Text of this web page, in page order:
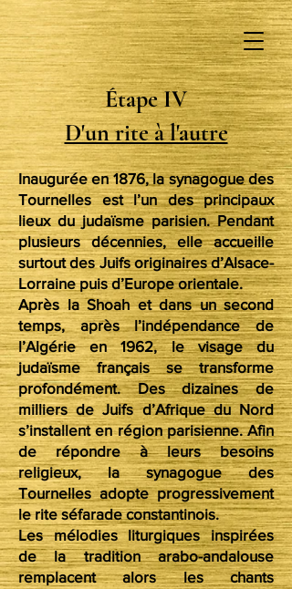
Étape IV
D'un rite à l'autre
Inaugurée en 1876, la synagogue des
Tournelles est l’un des principaux
lieux du judaïsme parisien. Pendant
plusieurs décennies, elle accueille
surtout des Juifs originaires d’Alsace-
Lorraine puis d’Europe orientale.
Après la Shoah et dans un second
temps, après l’indépendance de
l’Algérie en 1962, le visage du
judaïsme français se transforme
profondément. Des dizaines de
milliers de Juifs d’Afrique du Nord
s’installent en région parisienne. Afin
de répondre à leurs besoins
religieux, la synagogue des
Tournelles adopte progressivement
le rite séfarade constantinois.
Les mélodies liturgiques inspirées
de la tradition arabo-andalouse
remplacent alors les chants